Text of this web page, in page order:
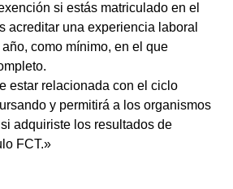
si estás matriculado en el
acreditar una experiencia laboral
como mínimo, en el que
estar relacionada con el ciclo
y permitirá a los organismos
adquiriste los resultados de
FCT.»